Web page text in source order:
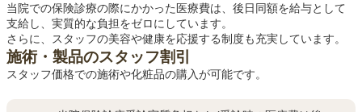
当院での保険診療の際にかかった医療費は、後日同額を給与として
支給し、実質的な負担をゼロにしています。
さらに、スタッフの美容や健康を応援する制度も充実しています。
施術・製品のスタッフ割引
スタッフ価格での施術や化粧品の購入が可能です。